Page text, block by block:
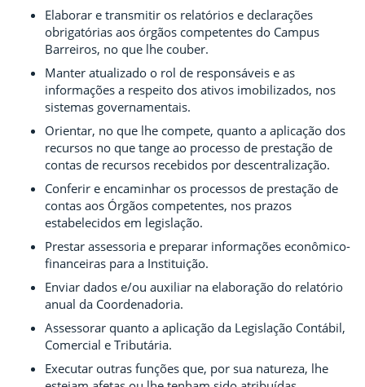
Elaborar e transmitir os relatórios e declarações
obrigatórias aos órgãos competentes do Campus
Barreiros, no que lhe couber.
Manter atualizado o rol de responsáveis e as
informações a respeito dos ativos imobilizados, nos
sistemas governamentais.
Orientar, no que lhe compete, quanto a aplicação dos
recursos no que tange ao processo de prestação de
contas de recursos recebidos por descentralização.
Conferir e encaminhar os processos de prestação de
contas aos Órgãos competentes, nos prazos
estabelecidos em legislação.
Prestar assessoria e preparar informações econômico-
financeiras para a Instituição.
Enviar dados e/ou auxiliar na elaboração do relatório
anual da Coordenadoria.
Assessorar quanto a aplicação da Legislação Contábil,
Comercial e Tributária.
Executar outras funções que, por sua natureza, lhe